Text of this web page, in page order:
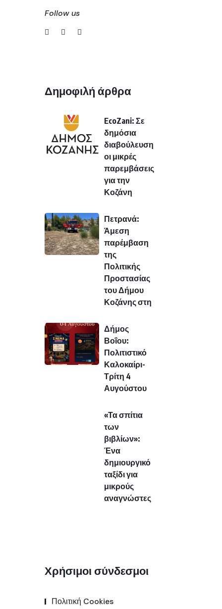
Follow us
Δημοφιλή άρθρα
EcoZani: Σε
δημόσια
διαβούλευση
οι μικρές
παρεμβάσεις
για την
Κοζάνη
Πετρανά:
Άμεση
παρέμβαση
της
Πολιτικής
Προστασίας
του Δήμου
Κοζάνης στη
Δήμος
Βοΐου:
Πολιτιστικό
Καλοκαίρι-
Τρίτη 4
Αυγούστου
«Τα σπίτια
των
βιβλίων»:
Ένα
δημιουργικό
ταξίδι για
μικρούς
αναγνώστες
Χρήσιμοι σύνδεσμοι
Πολιτική Cookies